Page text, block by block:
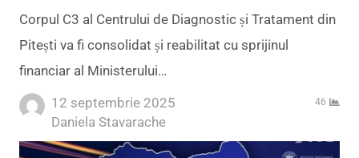
Corpul C3 al Centrului de Diagnostic și Tratament din
Pitești va fi consolidat și reabilitat cu sprijinul
financiar al Ministerului…
12 septembrie 2025
Author
Daniela Stavarache
46